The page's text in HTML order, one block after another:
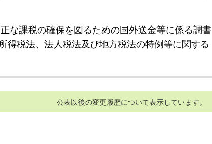
な課税の確保を図るための国外送金等に係る調書
得税法、法人税法及び地方税法の特例等に関する
公表以後の変更履歴について表示しています。